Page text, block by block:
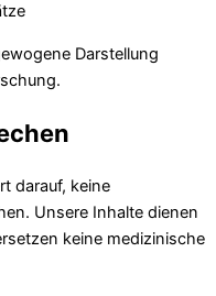
Darstellung
darauf, keine
Unsere Inhalte dienen
keine medizinische